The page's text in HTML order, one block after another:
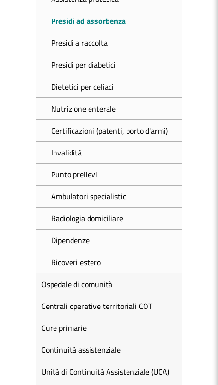
Presidi ad assorbenza
Presidi a raccolta
Presidi per diabetici
Dietetici per celiaci
Nutrizione enterale
Certificazioni (patenti, porto d'armi)
Invalidità
Punto prelievi
Ambulatori specialistici
Radiologia domiciliare
Dipendenze
Ricoveri estero
Ospedale di comunità
Centrali operative territoriali COT
Cure primarie
Continuità assistenziale
Unità di Continuità Assistenziale (UCA)